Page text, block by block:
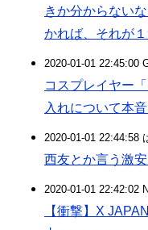
きか分からない
かれば、それが１
2020-01-01 22:45:00
コスプレイヤー
入れについて本
2020-01-01 22:44:58
西友とか言う激
2020-01-01 22:42:02
【衝撃】X